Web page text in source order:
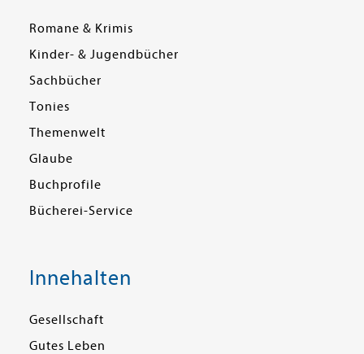
Romane & Krimis
Kinder- & Jugendbücher
Sachbücher
Tonies
Themenwelt
Glaube
Buchprofile
Bücherei-Service
Innehalten
Gesellschaft
Gutes Leben